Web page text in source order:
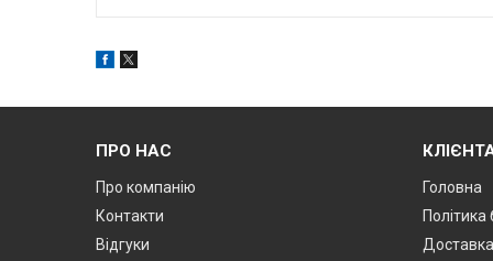
ПРО НАС
Про компанію
Контакти
Відгуки
Головна